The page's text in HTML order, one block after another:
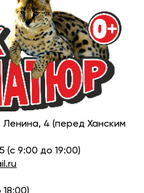
Ленина, 4 (перед Ханским
(с 9:00 до 19:00)